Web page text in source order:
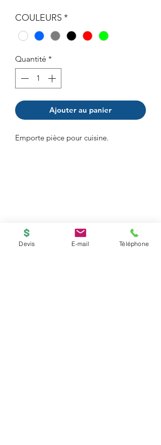
COULEURS *
Quantité *
Ajouter au panier
Emporte pièce pour cuisine.
Devis E-mail Téléphone